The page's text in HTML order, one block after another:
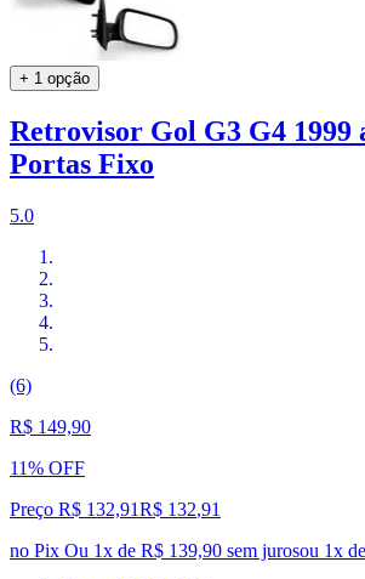
+ 1 opção
Retrovisor Gol G3 G4 1999
Portas Fixo
5.0
(6)
R$ 149,90
11% OFF
Preço R$ 132,91R$ 132,91
no Pix Ou 1x de R$ 139,90 sem jurosou 1x de